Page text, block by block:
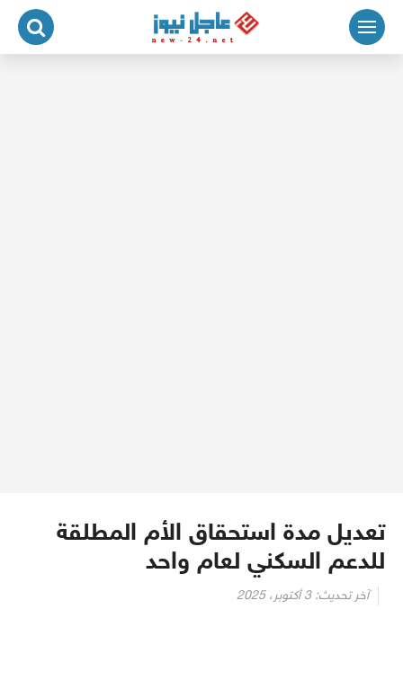
التجاوز
المحتوى
تعديل مدة استحقاق الأم المطلقة
للدعم السكني لعام واحد
آخر تحديث: 3 أكتوبر، 2025